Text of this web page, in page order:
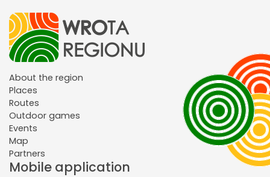
About the region
Places
Routes
Outdoor games
Events
Map
Partners
Mobile application